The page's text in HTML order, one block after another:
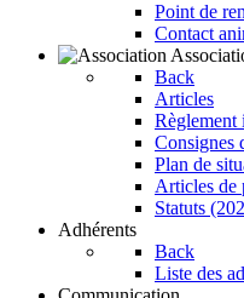
Point de
Contact
Back
Articles
Règlement
Consignes
Plan de
Articles de
Statuts
Adhérents
Back
Liste des